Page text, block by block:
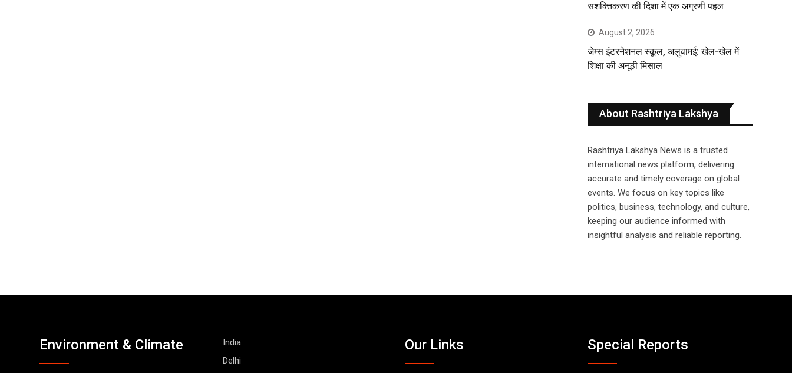
सशक्तिकरण की दिशा में एक अग्रणी पहल
August 2, 2026
जेम्स इंटरनेशनल स्कूल, अलुवामई: खेल-खेल में
शिक्षा की अनूठी मिसाल
About Rashtriya Lakshya
Rashtriya Lakshya News is a trusted
international news platform, delivering
accurate and timely coverage on global
events. We focus on key topics like
politics, business, technology, and culture,
keeping our audience informed with
insightful analysis and reliable reporting.
Environment & Climate
India
Delhi
Our Links Special Reports